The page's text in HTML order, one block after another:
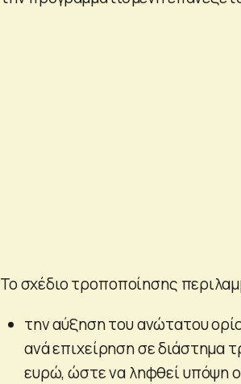
Το σχέδιο τροποποίησης
την αύξηση του ανώτατου
ανά επιχείρηση σε διάστημα
ευρώ, ώστε να ληφθεί υπόψη